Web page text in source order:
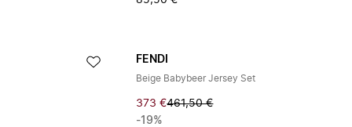
FENDI
Beige Babybeer Jersey Set
373 €461,50 €
-19%